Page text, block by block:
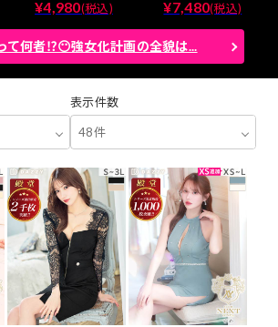
¥4,980(税込) ¥7,480(税込)
て何者⁉😶強女化計画の全貌は...
表示件数
48件